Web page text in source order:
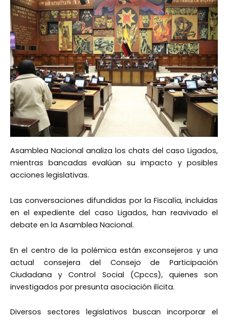
Asamblea Nacional analiza los chats del caso Ligados,
mientras bancadas evalúan su impacto y posibles
acciones legislativas.
Las conversaciones difundidas por la Fiscalía, incluidas
en el expediente del caso Ligados, han reavivado el
debate en la Asamblea Nacional.
En el centro de la polémica están exconsejeros y una
actual consejera del Consejo de Participación
Ciudadana y Control Social (Cpccs), quienes son
investigados por presunta asociación ilícita.
Diversos sectores legislativos buscan incorporar el